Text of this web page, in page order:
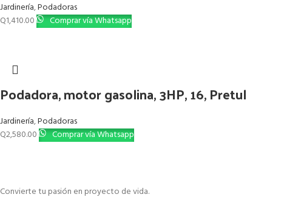
Jardinería,Podadoras
Q1,410.00 Comprar vía Whatsapp
Podadora, motor gasolina, 3HP, 16, Pretul
Jardinería,Podadoras
Q2,580.00 Comprar vía Whatsapp
Convierte tu pasión en proyecto de vida.